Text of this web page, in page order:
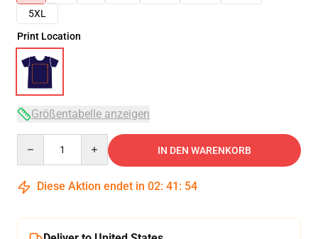
5XL
Print Location
Größentabelle anzeigen
IN DEN WARENKORB
Diese Aktion endet in 02: 41 : 54